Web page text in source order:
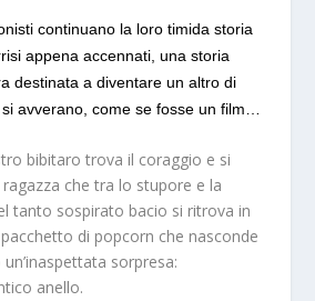
continuano la loro timida storia
appena accennati, una storia
destinata a diventare un altro di
avverano, come se fosse un film…
bibitaro trova il coraggio e si
che tra lo stupore e la
tanto sospirato bacio si ritrova in
di popcorn che nasconde
sorpresa:
anello.